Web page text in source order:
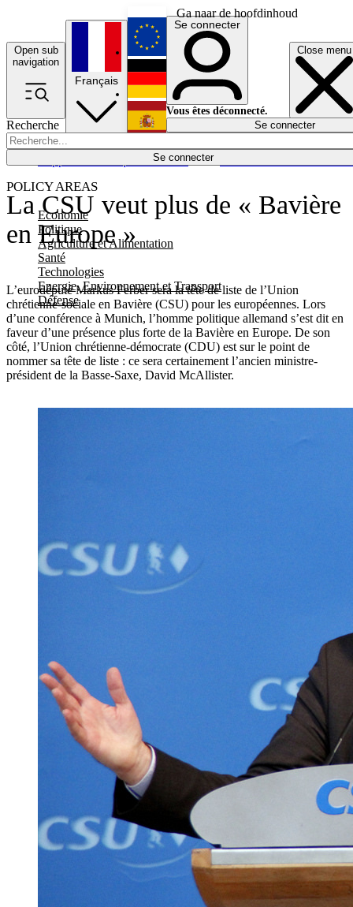
Ga naar de hoofdinhoud
Open sub
navigation
Close menu
Recherche
Se connecter
POLICY AREAS
Economie
Politique
Agriculture et Alimentation
Santé
Technologies
Energie, Environnement et Transport
Défense
Économie
Français
English
Deutsch
Español
Se connecter
Vous êtes déconnecté.
Se connecter
La CSU veut plus de « Bavière
en Europe »
L’eurodéputé Markus Ferber sera la tête de liste de l’Union
chrétienne-sociale en Bavière (CSU) pour les européennes. Lors
d’une conférence à Munich, l’homme politique allemand s’est dit en
faveur d’une présence plus forte de la Bavière en Europe. De son
côté, l’Union chrétienne-démocrate (CDU) est sur le point de
nommer sa tête de liste : ce sera certainement l’ancien ministre-
président de la Basse-Saxe, David McAllister.